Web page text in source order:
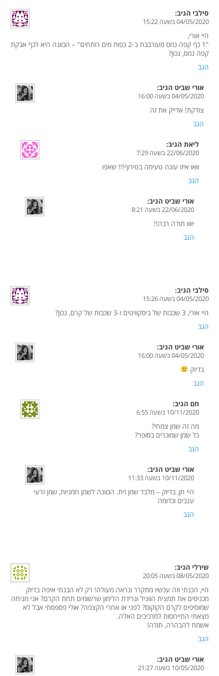
סילבי הגיב:
04/05/2020 בשעה 15:22
היי אורי,
"1 כף קפה נמס מעורבבת ב-2 כפות מים רותחים" – הכוונה היא לכף אבקת
קפה נמס, נכון?
הגב
אורי שביט הגיב:
04/05/2020 בשעה 16:00
צודקת! אדייק את זה
הגב
ליאת הגיב:
22/06/2020 בשעה 7:29
וואו איזו עוגה טעימה בטירוף!!! שאפו
הגב
אורי שביט הגיב:
22/06/2020 בשעה 8:21
יוווו תודה רבה!!
הגב
סילבי הגיב:
04/05/2020 בשעה 15:26
היי אורי, 3 שכבות של ביסקוויטים ו-3 שכבות של קרם, נכון?
הגב
אורי שביט הגיב:
04/05/2020 בשעה 16:00
בדיוק
הגב
חם הגיב:
10/11/2020 בשעה 6:55
מה זה שמן צמחי?
כל שמן שמוכרים בסופר?
הגב
אורי שביט הגיב:
10/11/2020 בשעה 11:33
היי חן, בדיוק – מלבד שמן זית. הכוונה לשמן חמניות, שמן זרעי
ענבים וכדומה
הגב
שירלי הגיב:
08/05/2020 בשעה 20:05
היי, הכנתי וזה עכשיו מתקרר ונראה מעולה! רק לא הבנתי איפה בדיוק
מכניסים את תמצית הווניל וגרידת הלימון שרשומים תחת הקרם? אני מניחה
שמוסיפים לקרם הקוקוס? לפני או אחרי הקצפה? אולי פספסתי אבל לא
מצאתי התייחסות למרכיבים האלה.
אשמח להבהרה, תודה!
הגב
אורי שביט הגיב:
10/05/2020 בשעה 21:27